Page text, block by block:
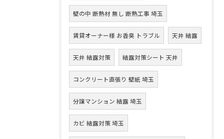
壁の中 断熱材 無し 断熱工事 埼玉
賃貸オーナー様 お香臭 トラブル 天井 結露
天井 結露対策 結露対策シート 天井
コンクリート直張り 壁紙 埼玉
分譲マンション 結露 埼玉
カビ 結露対策 埼玉